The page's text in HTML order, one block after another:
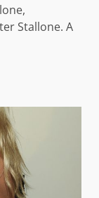
Stallone. A